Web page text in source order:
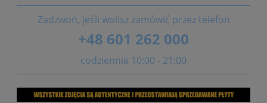
Zadzwoń, jeśli wolisz zamówić przez telefon
+48 601 262 000
codziennie 10:00 - 21:00